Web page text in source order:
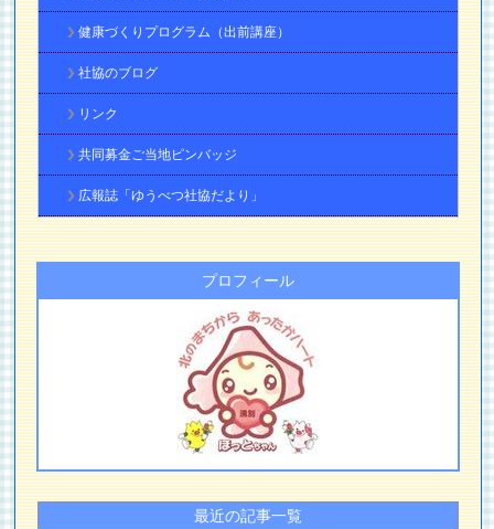
健康づくりプログラム（出前講座）
社協のブログ
リンク
共同募金ご当地ピンバッジ
広報誌「ゆうべつ社協だより」
プロフィール
最近の記事一覧